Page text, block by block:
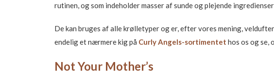
rutinen, og som indeholder masser af sunde og plejende
De kan bruges af alle krølletyper og er, efter vores mening,
endelig et nærmere kig på CurlyAngels-sortimentet hos os og se,
Not Your Mother’s